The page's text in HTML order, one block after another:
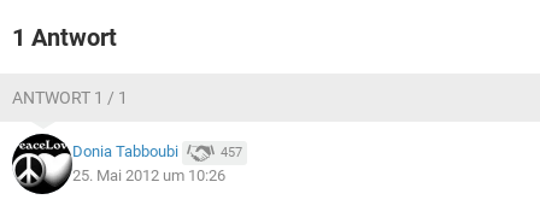
1 Antwort
ANTWORT 1 / 1
Donia Tabboubi 457
25. Mai 2012 um 10:26